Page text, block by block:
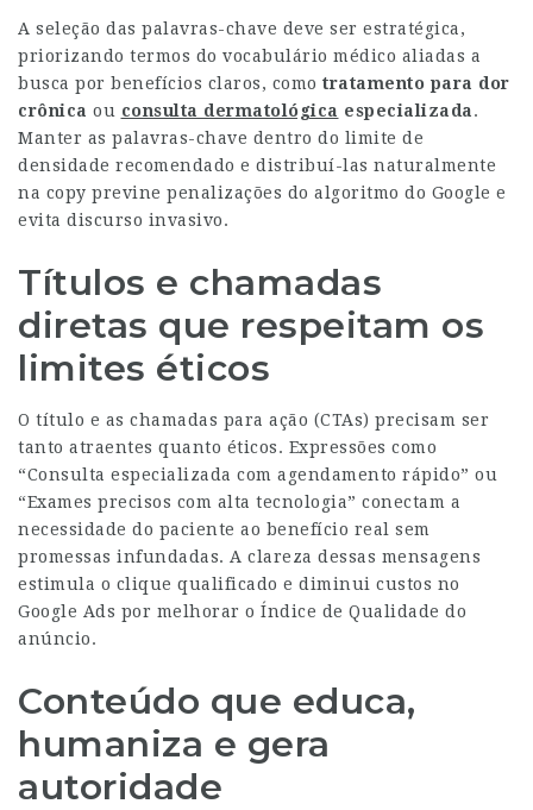
A seleção das palavras-chave deve ser estratégica,
priorizando termos do vocabulário médico aliadas a
busca por benefícios claros, como tratamento para dor
crônica ou consulta dermatológica especializada.
Manter as palavras-chave dentro do limite de
densidade recomendado e distribuí-las naturalmente
na copy previne penalizações do algoritmo do Google e
evita discurso invasivo.
Títulos e chamadas
diretas que respeitam os
limites éticos
O título e as chamadas para ação (CTAs) precisam ser
tanto atraentes quanto éticos. Expressões como
“Consulta especializada com agendamento rápido” ou
“Exames precisos com alta tecnologia” conectam a
necessidade do paciente ao benefício real sem
promessas infundadas. A clareza dessas mensagens
estimula o clique qualificado e diminui custos no
Google Ads por melhorar o Índice de Qualidade do
anúncio.
Conteúdo que educa,
humaniza e gera
autoridade